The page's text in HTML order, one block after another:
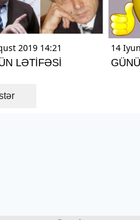
2019 14:21
LƏTİFƏSİ
14